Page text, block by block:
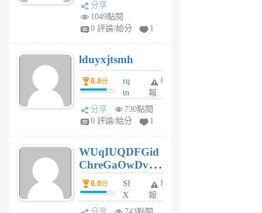
jl
月
前
分享
1049點閱
0 評論/給分
1
lduyxjtsmh
0.0分
rq
tn
jt
gl
個
月
前
舉
報
分享
730點閱
0 評論/給分
1
WUqIUQDFGid
ChreGaOwDv
dY0.0分
Sf
X
Pe
舉
報